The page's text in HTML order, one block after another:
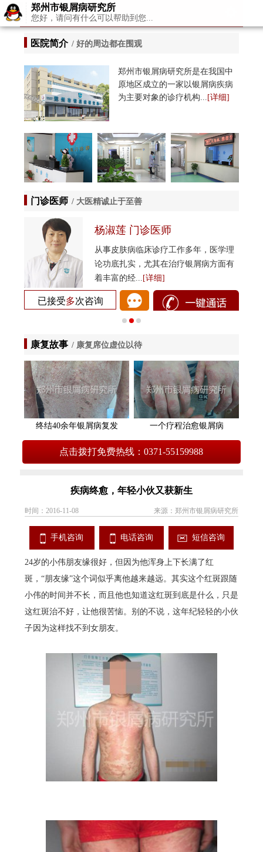
首页>病例解析
医院简介 / 好的周边都在围观
郑州市银屑病研究所是在我国中
原地区成立的一家以银屑病疾病
为主要对象的诊疗机构... [详细]
门诊医师 / 大医精诚止于至善
杨淑莲 门诊医师
从事皮肤病临床诊疗工作多年，医学理
论功底扎实，尤其在治疗银屑病方面有
着丰富的经... [详细]
已接受多次咨询
康复故事 / 康复席位虚位以待
终结40余年银屑病复发 一个疗程治愈银屑病
点击拨打免费热线：0371-55159988
疾病终愈，年轻小伙又获新生
时间：2016-11-08 来源：郑州市银屑病研究所
手机咨询 电话咨询 短信咨询
24岁的小伟朋友缘很好，但因为他浑身上下长满了红
斑，“朋友缘”这个词似乎离他越来越远。其实这个红斑跟随
小伟的时间并不长，而且他也知道这红斑到底是什么，只是
这红斑治不好，让他很苦恼。别的不说，这年纪轻轻的小伙
子因为这样找不到女朋友。
郑州市银屑病研究所
您好，请问有什么可以帮助到您...